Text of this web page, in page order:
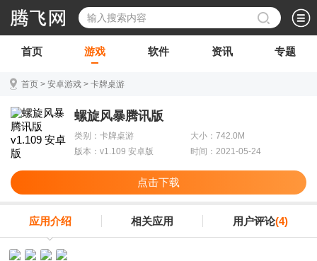
首页 游戏 软件 资讯 专题
首页 > 安卓游戏 > 卡牌桌游
螺旋风暴腾讯版
类别：卡牌桌游
大小：742.0M
版本：v1.109 安卓版
时间：2021-05-24
点击下载
应用介绍 相关应用 用户评论(4)